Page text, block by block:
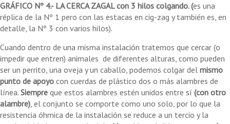
GRÁFICO Nº 4.- LA CERCA ZAGAL con 3 hilos colgando. (es una
réplica de la Nº 1 pero con las estacas en cig-zag y también es, en
detalle, la Nº 3 con varios hilos).
Cuando dentro de una misma instalación tratemos que cercar (o
impedir que entren) animales de diferentes alturas, como pueden
ser un perrito, una oveja y un caballo, podemos colgar del mismo
punto de apoyo con cuerdas de plástico dos o más alambres de
línea. Siempre que estos alambres estén unidos entre sí (con otro
alambre), el conjunto se comporte como uno solo, por lo que la
resistencia óhmica de la instalación se reduce a un tercio y la